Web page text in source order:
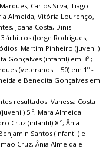
Carlos Silva, Tiago
Almeida, Vitória Lourenço,
Joana Costa, Dinis
árbitros (Jorge Rodrigues,
Martim Pinheiro (juvenil)
Gonçalves (infantil) em 3º ;
(veteranos + 50) em 1º -
e Benedita Gonçalves em
resultados: Vanessa Costa
5.º; Mara Almeida
Cruz (infantil) 8.º; Ânia
Santos (infantil) e
Cruz, Ânia Almeida e